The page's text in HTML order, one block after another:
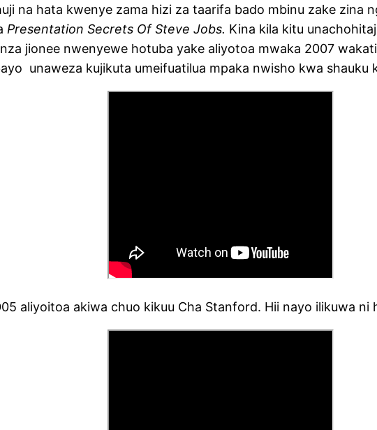
na hata kwenye zama hizi za taarifa bado mbinu zake zina
Presentation Secrets Of Steve Jobs. Kina kila kitu
jionee nwenyewe hotuba yake aliyotoa mwaka 2007
unaweza kujikuta umeifuatilua mpaka nwisho kwa shauku
aliyoitoa akiwa chuo kikuu Cha Stanford. Hii nayo ilikuwa